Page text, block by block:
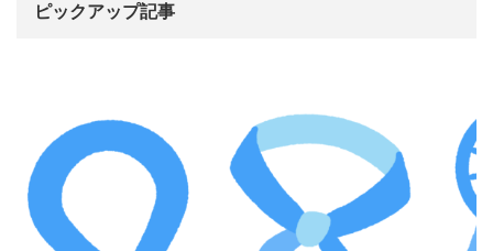
ピックアップ記事